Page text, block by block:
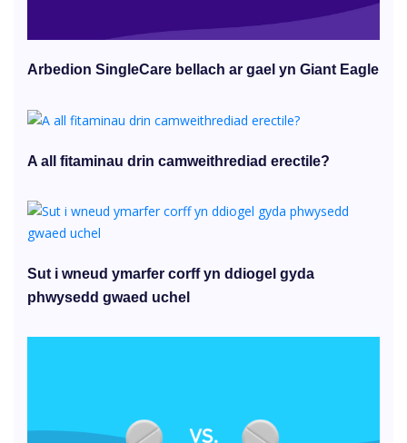
Arbedion SingleCare bellach ar gael yn Giant Eagle
A all fitaminau drin camweithrediad erectile?
Sut i wneud ymarfer corff yn ddiogel gyda
phwysedd gwaed uchel